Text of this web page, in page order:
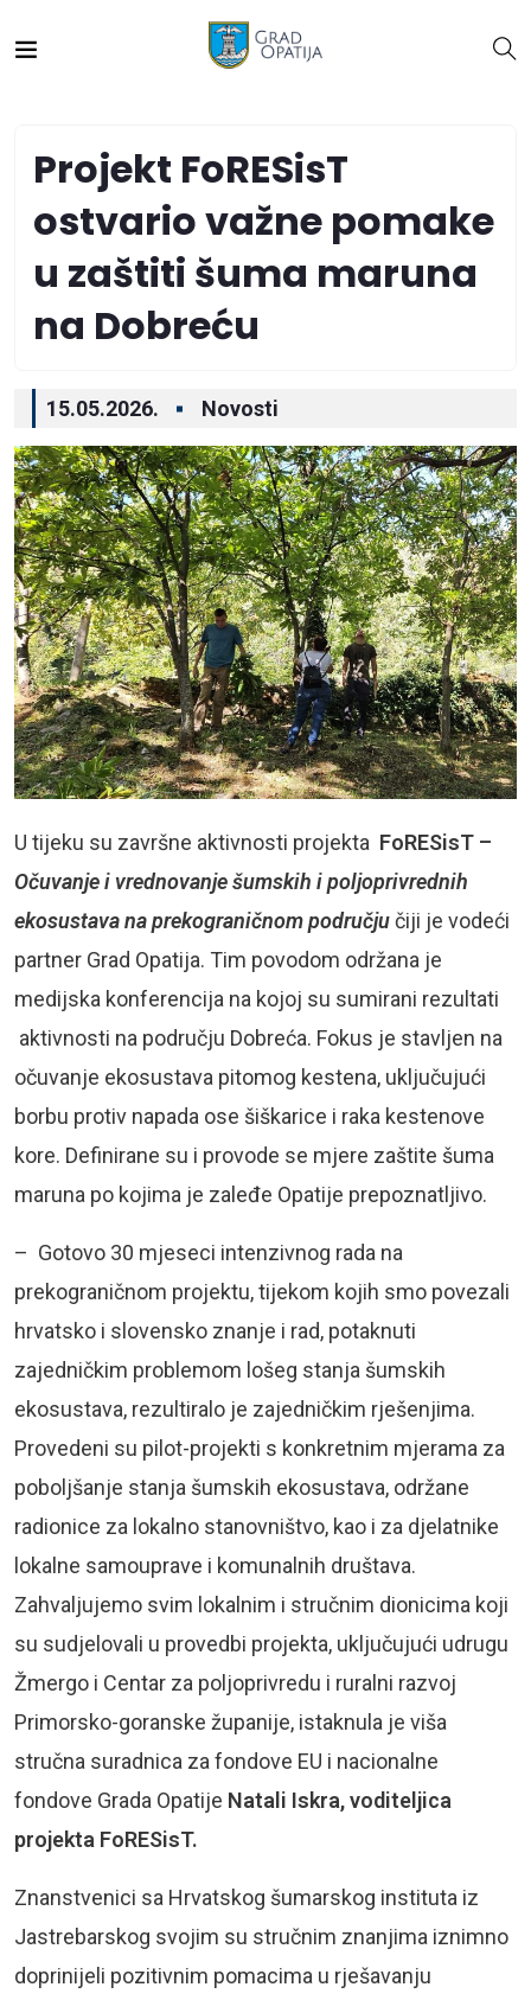
Projekt FoRESisT
ostvario važne pomake
u zaštiti šuma maruna
na Dobreću
15.05.2026. Novosti
U tijeku su završne aktivnosti projekta FoRESisT –
Očuvanje i vrednovanje šumskih i poljoprivrednih
ekosustava na prekograničnom područjučiji je vodeći
partner Grad Opatija. Tim povodom održana je
medijska konferencija na kojoj su sumirani rezultati
aktivnosti na području Dobreća. Fokus je stavljen na
očuvanje ekosustava pitomog kestena, uključujući
borbu protiv napada ose šiškarice i raka kestenove
kore. Definirane su i provode se mjere zaštite šuma
maruna po kojima je zaleđe Opatije prepoznatljivo.
– Gotovo 30 mjeseci intenzivnog rada na
prekograničnom projektu, tijekom kojih smo povezali
hrvatsko i slovensko znanje i rad, potaknuti
zajedničkim problemom lošeg stanja šumskih
ekosustava, rezultiralo je zajedničkim rješenjima.
Provedeni su pilot-projekti s konkretnim mjerama za
poboljšanje stanja šumskih ekosustava, održane
radionice za lokalno stanovništvo, kao i za djelatnike
lokalne samouprave i komunalnih društava.
Zahvaljujemo svim lokalnim i stručnim dionicima koji
su sudjelovali u provedbi projekta, uključujući udrugu
Žmergo i Centar za poljoprivredu i ruralni razvoj
Primorsko-goranske županije, istaknula je viša
stručna suradnica za fondove EU i nacionalne
fondove Grada Opatije Natali Iskra, voditeljica
projekta FoRESisT.
Znanstvenici sa Hrvatskog šumarskog instituta iz
Jastrebarskog svojim su stručnim znanjima iznimno
doprinijeli pozitivnim pomacima u rješavanju